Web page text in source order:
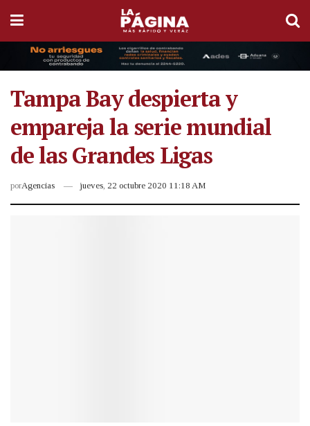
Tampa Bay despierta y
empareja la serie mundial
de las Grandes Ligas
porAgencias jueves, 22 octubre 2020 11:18 AM